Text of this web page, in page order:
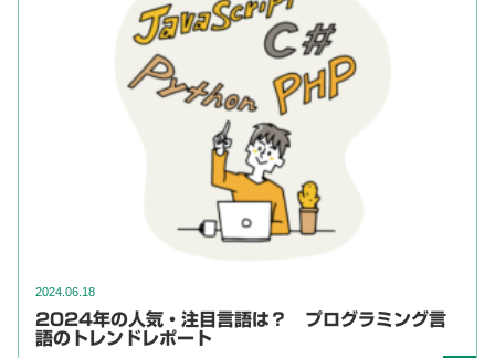
2024.06.18
2024年の人気・注目言語は？ プログラミング言
語のトレンドレポート